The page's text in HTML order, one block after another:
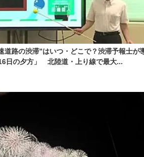
道路の渋滞”はいつ・どこで？渋滞予報士が
日の夕方」 北陸道・上り線で最大...